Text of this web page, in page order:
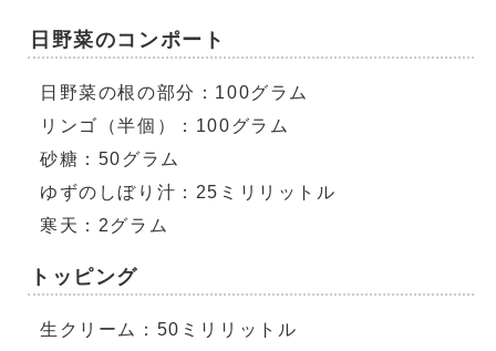
日野菜のコンポート
日野菜の根の部分：100グラム
リンゴ（半個）：100グラム
砂糖：50グラム
ゆずのしぼり汁：25ミリリットル
寒天：2グラム
トッピング
生クリーム：50ミリリットル